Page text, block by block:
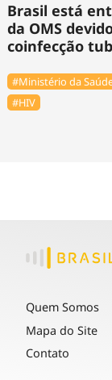
Brasil está
da OMS
coinfecção
#Ministério da
#HIV
Quem Somos
Mapa do Site
Contato